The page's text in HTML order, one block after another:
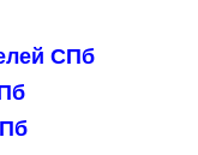
СПб